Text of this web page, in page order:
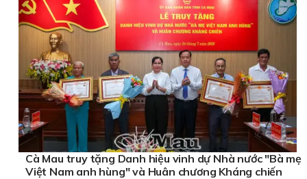
Cà Mau truy tặng Danh hiệu vinh dự Nhà nước "Bà mẹ
Việt Nam anh hùng" và Huân chương Kháng chiến